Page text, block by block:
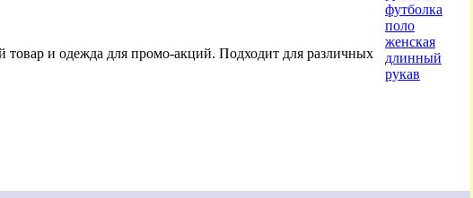
и одежда для промо-акций. Подходит для различных